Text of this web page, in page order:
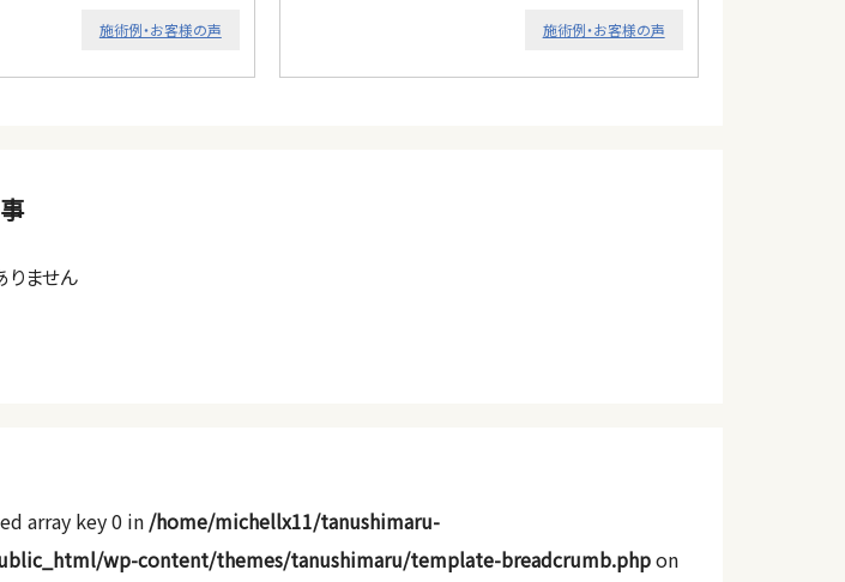
施術例・お客様の声 施術例・お客様の声
ません
array key 0 in /home/michellx11/tanushimaru-
wp-content/themes/tanushimaru/template-breadcrumb.phpon